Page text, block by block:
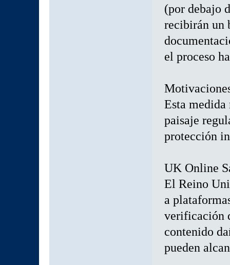
(por debajo
recibirán un
el proceso
Esta medida
paisaje
protección
UK Online
El Reino
a
verificación
contenido
pueden